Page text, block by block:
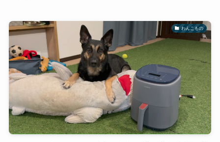
わんこもの